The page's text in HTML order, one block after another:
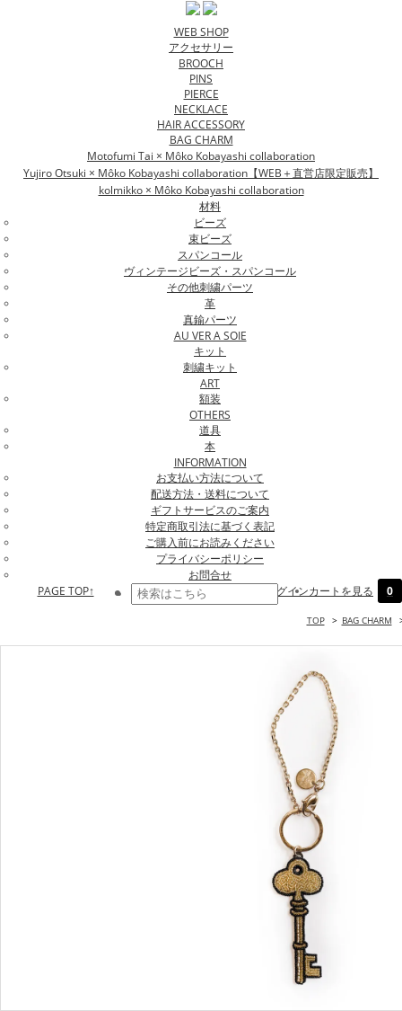
WEB SHOP
アクセサリー
BROOCH
PINS
PIERCE
NECKLACE
HAIR ACCESSORY
BAG CHARM
Motofumi Tai × Môko Kobayashi collaboration
Yujiro Otsuki × Môko Kobayashi collaboration【WEB＋直営店限定販売】
kolmikko × Môko Kobayashi collaboration
材料
ビーズ
束ビーズ
スパンコール
ヴィンテージビーズ・スパンコール
その他刺繍パーツ
革
真鍮パーツ
AU VER A SOIE
キット
刺繍キット
ART
額装
OTHERS
道具
本
INFORMATION
お支払い方法について
配送方法・送料について
ギフトサービスのご案内
特定商取引法に基づく表記
ご購入前にお読みください
プライバシーポリシー
お問合せ
カートを見る
0
ログイン
TOP > BAG CHARM
PAGE TOP↑